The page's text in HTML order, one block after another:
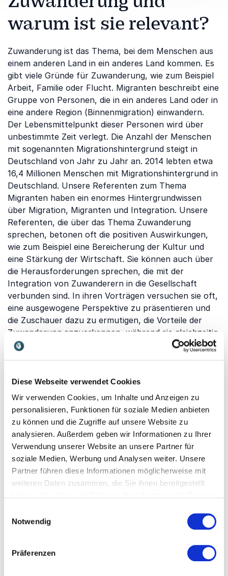
Diese Webseite verwendet Cookies
Wir verwenden Cookies, um Inhalte und Anzeigen zu
personalisieren, Funktionen für soziale Medien anbieten
zu können und die Zugriffe auf unsere Website zu
analysieren. Außerdem geben wir Informationen zu Ihrer
Verwendung unserer Website an unsere Partner für
soziale Medien, Werbung und Analysen weiter. Unsere
Partner führen diese Informationen möglicherweise mit
weiteren Daten zusammen, die Sie ihnen bereitgestellt
Notwendig
Präferenzen
warum ist sie relevant?
Zuwanderung ist das Thema, bei dem Menschen aus
einem anderen Land in ein anderes Land kommen. Es
gibt viele Gründe für Zuwanderung, wie zum Beispiel
Arbeit, Familie oder Flucht. Migranten beschreibt eine
Gruppe von Personen, die in ein anderes Land oder in
eine andere Region (Binnenmigration) einwandern.
Der Lebensmittelpunkt dieser Personen wird über
unbestimmte Zeit verlegt. Die Anzahl der Menschen
mit sogenannten Migrationshintergrund steigt in
Deutschland von Jahr zu Jahr an. 2014 lebten etwa
16,4 Millionen Menschen mit Migrationshintergrund in
Deutschland. Unsere Referenten zum Thema
Migranten haben ein enormes Hintergrundwissen
über Migration, Migranten und Integration. Unsere
Referenten, die über das Thema Zuwanderung
sprechen, betonen oft die positiven Auswirkungen,
wie zum Beispiel eine Bereicherung der Kultur und
eine Stärkung der Wirtschaft. Sie können auch über
die Herausforderungen sprechen, die mit der
Integration von Zuwanderern in die Gesellschaft
verbunden sind. In ihren Vorträgen versuchen sie oft,
eine ausgewogene Perspektive zu präsentieren und
die Zuschauer dazu zu ermutigen, die Vorteile der
Zuwanderung anzuerkennen, während sie gleichzeitig
Lösungen für die damit verbundenen Probleme
Welche Themen behandelt
unser Vortrag zum Thema
Zuwanderung?
Unsere Vorträge zum Thema Zuwanderung
beleuchten das Thema aus gesellschaftlicher,
wirtschaftlicher und organisationaler Perspektive. Sie
gelingende Integration braucht und wie kulturelle
Vielfalt produktiv gestaltet werden kann.